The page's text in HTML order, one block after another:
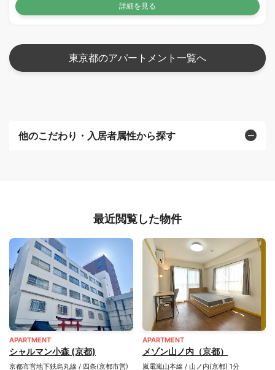
詳細を見る
東京都のアパートメント一覧へ
他のこだわり・入居者属性から探す
最近閲覧した物件
APARTMENT
シャルマン小森 (京都)
京都市営地下鉄烏丸線 / 四条(京都市営)
APARTMENT
メゾン山ノ内（京都）
嵐電嵐山本線 / 山ノ内(京都) 1分